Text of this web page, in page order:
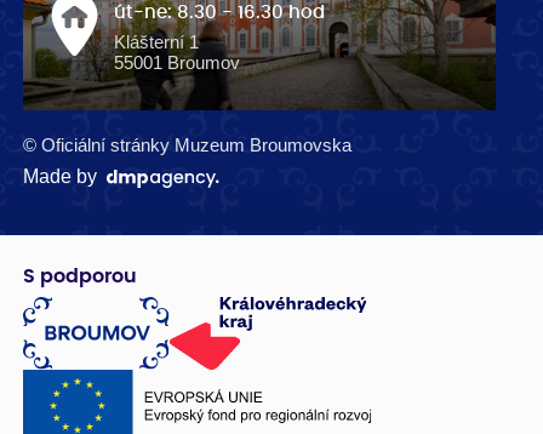
út-ne: 8.30 - 16.30 hod
Klášterní 1
55001 Broumov
© Oficiální stránky Muzeum Broumovska
Made by
S podporou